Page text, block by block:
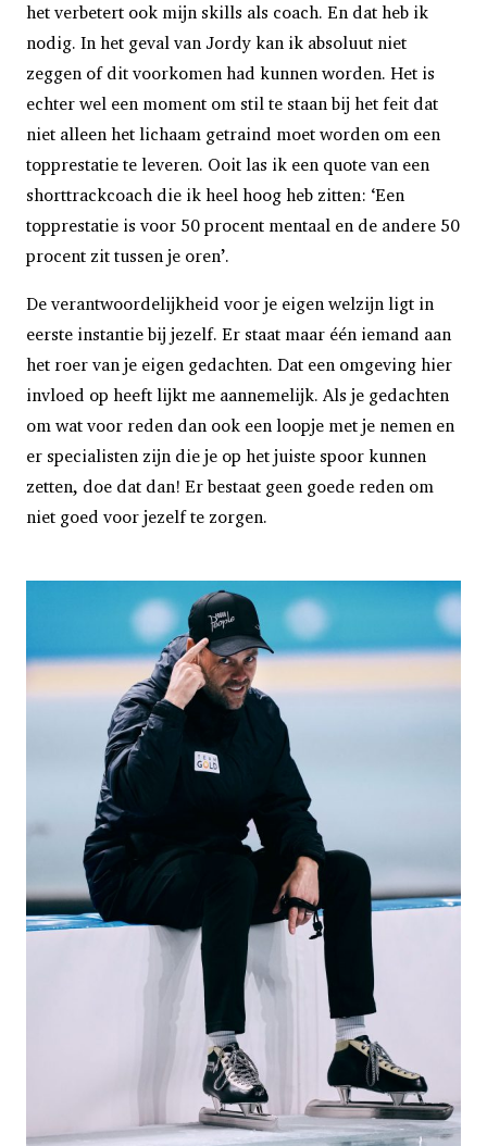
het verbetert ook mijn skills als coach. En dat heb ik
nodig. In het geval van Jordy kan ik absoluut niet
zeggen of dit voorkomen had kunnen worden. Het is
echter wel een moment om stil te staan bij het feit dat
niet alleen het lichaam getraind moet worden om een
topprestatie te leveren. Ooit las ik een quote van een
shorttrackcoach die ik heel hoog heb zitten: ‘Een
topprestatie is voor 50 procent mentaal en de andere 50
procent zit tussen je oren’.
De verantwoordelijkheid voor je eigen welzijn ligt in
eerste instantie bij jezelf. Er staat maar één iemand aan
het roer van je eigen gedachten. Dat een omgeving hier
invloed op heeft lijkt me aannemelijk. Als je gedachten
om wat voor reden dan ook een loopje met je nemen en
er specialisten zijn die je op het juiste spoor kunnen
zetten, doe dat dan! Er bestaat geen goede reden om
niet goed voor jezelf te zorgen.